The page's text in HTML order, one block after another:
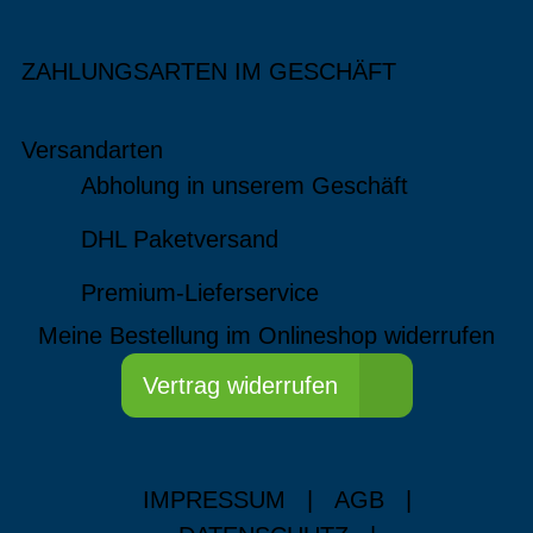
ZAHLUNGSARTEN IM GESCHÄFT
Versandarten
Abholung in unserem Geschäft
DHL Paketversand
Premium-Lieferservice
Meine Bestellung im Onlineshop widerrufen
Vertrag widerrufen
IMPRESSUM AGB